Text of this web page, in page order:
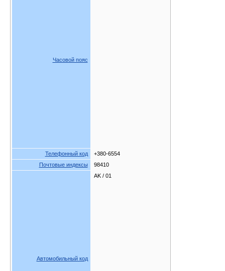
Часовой пояс
Телефонный код
+380-6554
Почтовые индексы
98410
Автомобильный код
AK / 01